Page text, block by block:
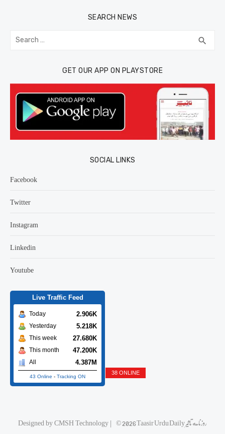
SEARCH NEWS
Search
for: search
GET OUR APP ON PLAYSTORE
SOCIAL LINKS
Facebook
Twitter
Instagram
Linkedin
Youtube
Live Traffic Feed
Today 2.906K
Yesterday 5.218K
This week 27.680K
This month 47.200K
All 4.387M
43 Online - Tracking ON
38 ONLINE
Designed byCMSH Technology| © 2026 Taasir Urdu Daily روزنامه تاثیر